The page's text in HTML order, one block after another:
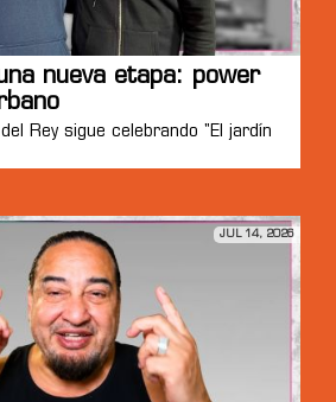
nueva etapa: power
Rey sigue celebrando "El jardín
JUL 14, 2026